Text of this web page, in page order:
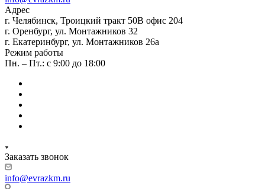
Адрес
г. Челябинск, Троицкий тракт 50В офис 204
г. Оренбург, ул. Монтажников 32
г. Екатеринбург, ул. Монтажников 26а
Режим работы
Пн. – Пт.: с 9:00 до 18:00
Заказать звонок
info@evrazkm.ru